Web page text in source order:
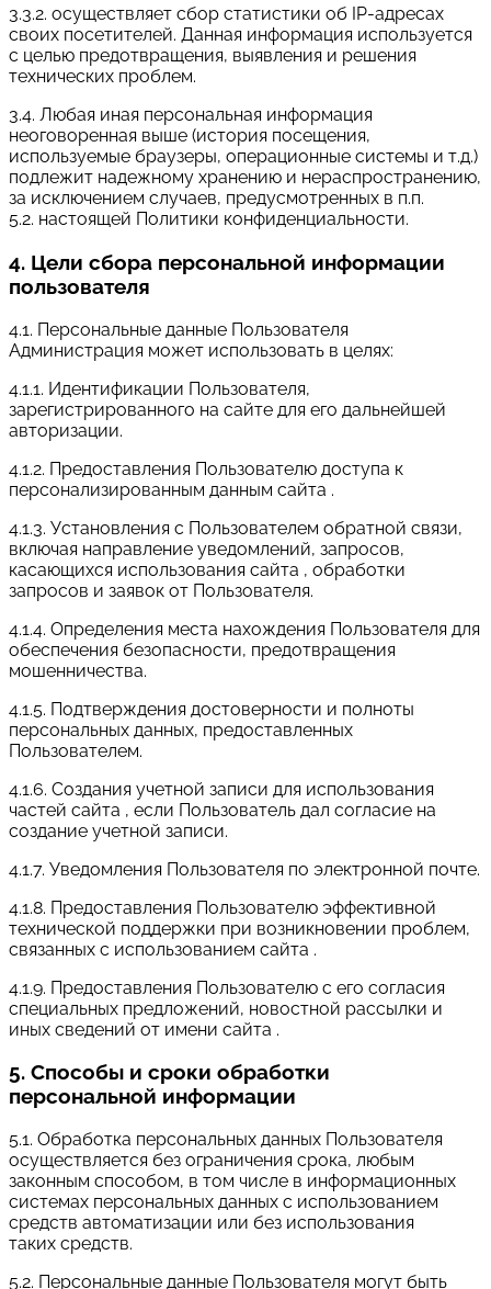
3.3.2. осуществляет сбор статистики об IP-адресах
своих посетителей. Данная информация используется
с целью предотвращения, выявления и решения
технических проблем.
3.4. Любая иная персональная информация
неоговоренная выше (история посещения,
используемые браузеры, операционные системы и т.д.)
подлежит надежному хранению и нераспространению,
за исключением случаев, предусмотренных в п.п.
5.2. настоящей Политики конфиденциальности.
4. Цели сбора персональной информации
пользователя
4.1. Персональные данные Пользователя
Администрация может использовать в целях:
4.1.1. Идентификации Пользователя,
зарегистрированного на сайте для его дальнейшей
авторизации.
4.1.2. Предоставления Пользователю доступа к
персонализированным данным сайта .
4.1.3. Установления с Пользователем обратной связи,
включая направление уведомлений, запросов,
касающихся использования сайта , обработки
запросов и заявок от Пользователя.
4.1.4. Определения места нахождения Пользователя для
обеспечения безопасности, предотвращения
мошенничества.
4.1.5. Подтверждения достоверности и полноты
персональных данных, предоставленных
Пользователем.
4.1.6. Создания учетной записи для использования
частей сайта , если Пользователь дал согласие на
создание учетной записи.
4.1.7. Уведомления Пользователя по электронной почте.
4.1.8. Предоставления Пользователю эффективной
технической поддержки при возникновении проблем,
связанных с использованием сайта .
4.1.9. Предоставления Пользователю с его согласия
специальных предложений, новостной рассылки и
иных сведений от имени сайта .
5. Способы и сроки обработки
персональной информации
5.1. Обработка персональных данных Пользователя
осуществляется без ограничения срока, любым
законным способом, в том числе в информационных
системах персональных данных с использованием
средств автоматизации или без использования
таких средств.
5.2. Персональные данные Пользователя могут быть